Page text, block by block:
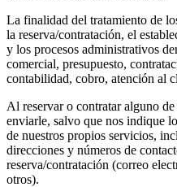
La finalidad del tratamiento de
la reserva/contratación, el
y los procesos administrativos
comercial, presupuesto,
contabilidad, cobro, atención al
Al reservar o contratar alguno
enviarle, salvo que nos indique
de nuestros propios servicios,
direcciones y números de
reserva/contratación (correo
otros).